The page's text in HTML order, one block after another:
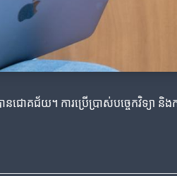
ោគជ័យ។ ការប្រើប្រាស់បច្ចេកវិទ្យា និ